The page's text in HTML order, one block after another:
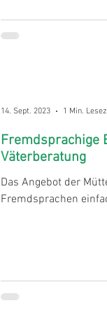
Fremdsprachige
Väterberatung
Das Angebot der
Fremdsprachen
14. Sept. 2023 1 Min.